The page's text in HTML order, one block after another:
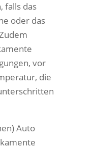
falls das
oder das
vor
die
Auto